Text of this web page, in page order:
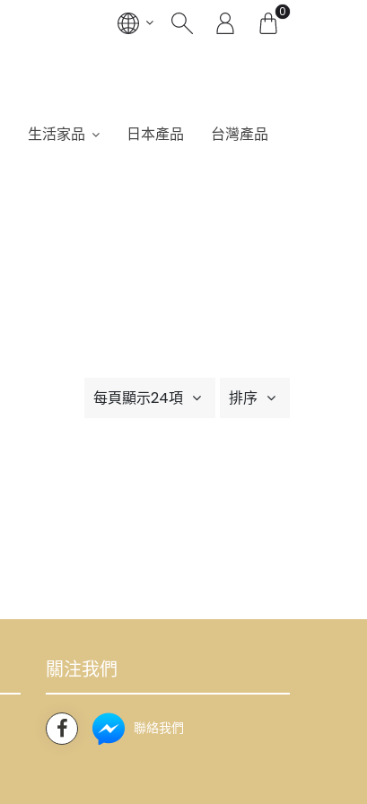
0
生活家品 日本產品
台灣產品
每頁顯示24項 排序
關注我們
聯絡我們